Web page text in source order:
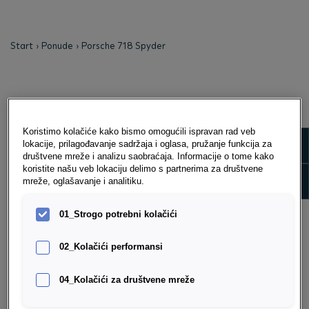
Start Ponude Porsche 718 Spyder
PORSCHE 718 SPYDER
Koristimo kolačiće kako bismo omogućili ispravan rad veb
lokacije, prilagođavanje sadržaja i oglasa, pružanje funkcija za
društvene mreže i analizu saobraćaja. Informacije o tome kako
koristite našu veb lokaciju delimo s partnerima za društvene
mreže, oglašavanje i analitiku.
01_Strogo potrebni kolačići
02_Kolačići performansi
04_Kolačići za društvene mreže